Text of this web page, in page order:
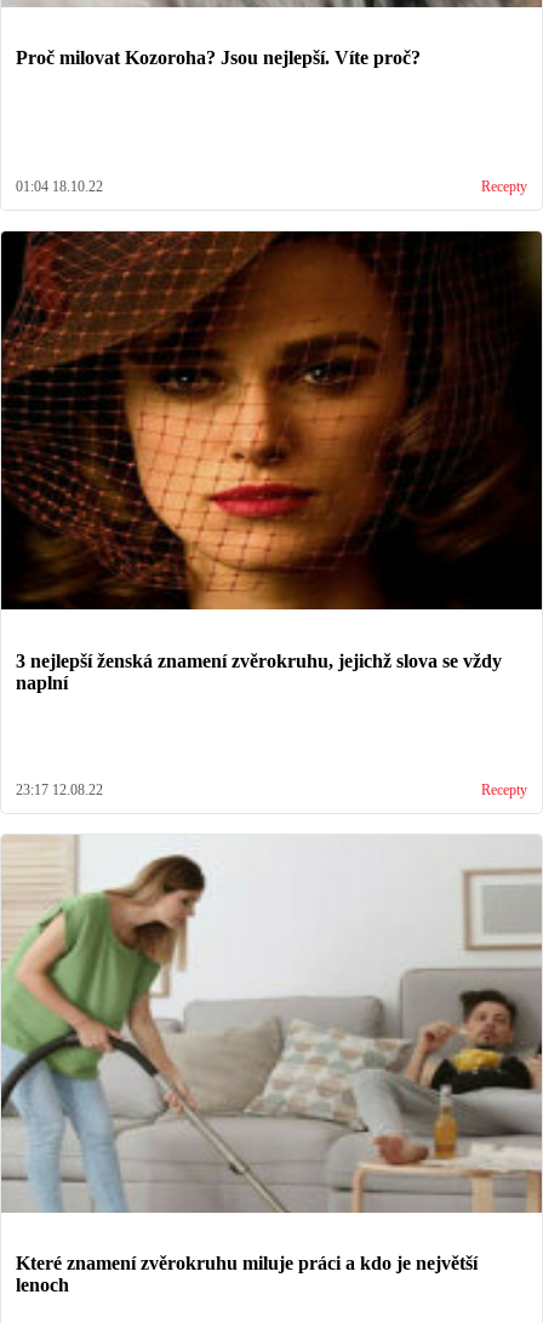
Proč milovat Kozoroha? Jsou nejlepší. Víte proč?
01:04 18.10.22 Recepty
3 nejlepší ženská znamení zvěrokruhu, jejichž slova se vždy
naplní
23:17 12.08.22 Recepty
Které znamení zvěrokruhu miluje práci a kdo je největší
lenoch